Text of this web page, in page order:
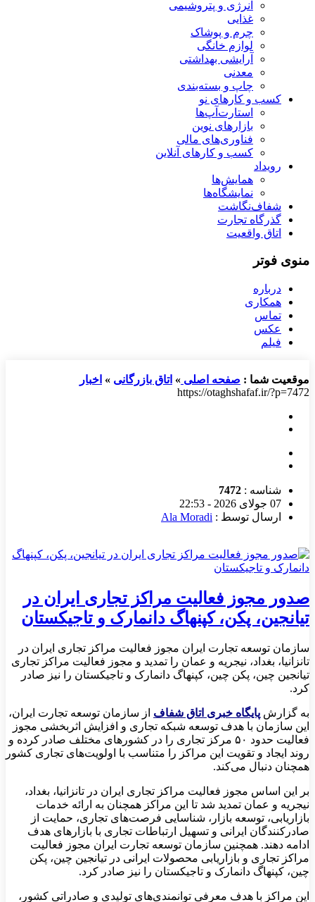
انرژی و پتروشیمی
غذایی
چرم و پوشاک
لوازم خانگی
آرایشی بهداشتی
معدنی
چاپ و بسته‌بندی
کسب و کارهای نو
استارت‌آپ‌ها
بازارهای نوین
فناوری‌های مالی
کسب و کارهای آنلاین
رویداد
همایش‌ها
نمایشگاه‌ها
شفاف‌نگاشت
گذرگاه تجارت
اتاق واقعیت
منوی فوتر
درباره
همکاری
تماس
عکس
فیلم
موقعیت شما : صفحه اصلی » اتاق بازرگانی » اخبار
https://otaghshafaf.ir/?p=7472
شناسه : 7472
07 جولای 2026 - 22:53
ارسال توسط : Ala Moradi
صدور مجوز فعالیت مراکز تجاری ایران در
تیانجین، پکن، کپنهاگ دانمارک و تاجیکستان
سازمان توسعه تجارت ایران مجوز فعالیت مراکز تجاری ایران در
تانزانیا، بغداد، نیجریه و عمان را تمدید و مجوز فعالیت مراکز تجاری
تیانجین چین، پکن چین، کپنهاگ دانمارک و تاجیکستان را نیز صادر
کرد.
به گزارش پایگاه خبری اتاق شفاف از سازمان توسعه تجارت ایران،
این سازمان با هدف توسعه شبکه تجاری و افزایش اثربخشی مجوز
فعالیت حدود ۵۰ مرکز تجاری را در کشورهای مختلف صادر کرده و
روند ایجاد و تقویت این مراکز را متناسب با اولویت‌های تجاری کشور
همچنان دنبال می‌کند.
بر این اساس مجوز فعالیت مراکز تجاری ایران در تانزانیا، بغداد،
نیجریه و عمان تمدید شد تا این مراکز همچنان به ارائه خدمات
بازاریابی، توسعه بازار، شناسایی فرصت‌های تجاری، حمایت از
صادرکنندگان ایرانی و تسهیل ارتباطات تجاری با بازارهای هدف
ادامه دهند. همچنین سازمان توسعه تجارت ایران مجوز فعالیت
مراکز تجاری و بازاریابی محصولات ایرانی در تیانجین چین، پکن
چین، کپنهاگ دانمارک و تاجیکستان را نیز صادر کرد.
این مراکز با هدف معرفی توانمندی‌های تولیدی و صادراتی کشور،